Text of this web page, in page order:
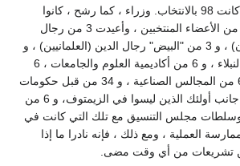
الامبراطور ، في حين كانت 98 بالانتخاب. وزراء ، كما رشح ، كانوا
. من الأعضاء المنتخبين ، وأعيدت 3 من رجال
الدين "الأسود" (الرهبان) ، و 3 من "البيض" رجال الدين (العلمانيين) ، و
18 من الشركات من النبلاء ، و 6 من أكاديمية العلوم والجامعات ، 6
من غرف التجارة ، و 6 من المجالس الصناعية ، و 34 من قبل حكومات
آل زيمتوف، و 16 من جانب أولئك الذين ليسوا في الزيمتوف، و 6 من
وسلطات مجلس التنسيق مع تلك التي كانت في
العملية ، ومع ذلك ، فإنه نادرا ما إذا
تشريعات من أي وقت مضى.